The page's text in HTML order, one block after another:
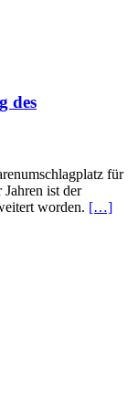
des
für
ist der
worden. […]